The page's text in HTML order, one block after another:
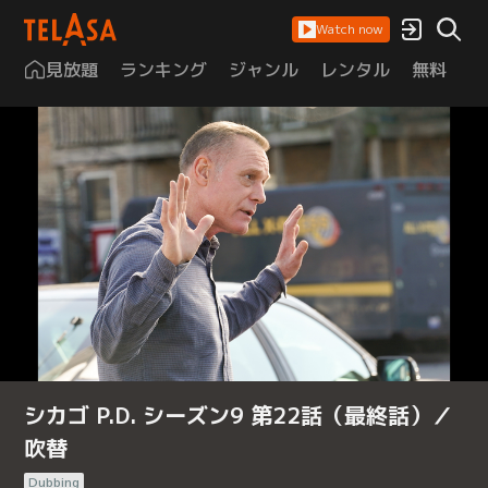
Watch now
見放題 ランキング ジャンル レンタル 無料
シカゴ P.D. シーズン9 第22話（最終話）／
吹替
Dubbing